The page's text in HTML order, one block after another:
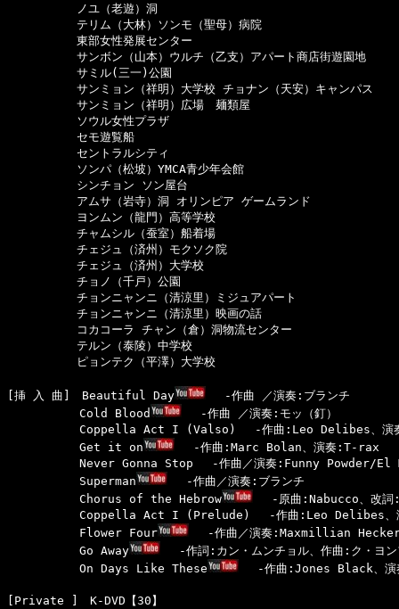
ノユ（老遊）洞
テリム（大林）ソンモ（聖母）病院
東部女性発展センター
サンボン（山本）ウルチ（乙支）アパート商店街遊園地
サミル(三一)公園
サンミョン（祥明）大学校 チョナン（天安）キャンパス
サンミョン（祥明）広場　麺類屋
ソウル女性プラザ
セモ遊覧船
セントラルシティ
ソンパ（松坡）YMCA青少年会館
シンチョン ソン屋台
アムサ（岩寺）洞 オリンピア ゲームランド
ヨンムン（龍門）高等学校
チャムシル（蚕室）船着場
チェジュ（済州）モクソク院
チェジュ（済州）大学校
チョノ（千戸）公園
チョンニャンニ（清涼里）ミジュアパート
チョンニャンニ（清涼里）映画の話
コカコーラ チャン（倉）洞物流センター
テルン（泰陵）中学校
ピョンテク（平澤）大学校
[挿 入 曲]　Beautiful Day
-作曲 ／演奏:ブランチ
  　　　　　Cold Blood
-作曲 ／演奏:モッ（釘）
　　　　　Coppella Act I (Valso)　 -作曲:Leo Delibes、
  　　　　　Get it on
-作曲:Marc Bolan、演奏:T-rax
　　　　　Never Gonna Stop　 -作曲／演奏:Funny Powder/
  　　　　　Superman
-作曲／演奏:ブランチ
  　　　　　Chorus of the Hebrow
-原曲:Nabucco、改詞:
　　　　　Coppella Act I (Prelude)　 -作曲:Leo Delibes
  　　　　　Flower Four
-作曲／演奏:Maxmillian
  　　　　　Go Away
-作詞:カン・ムンチョル、作曲:ク・ヨン
  　　　　　On Days Like These
-作曲:Jones Black、演
[Private ]　K-DVD【30】